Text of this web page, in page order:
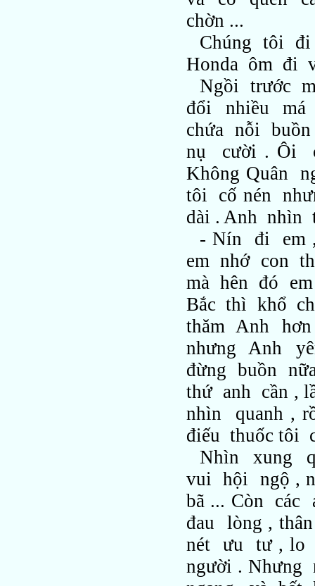
chờn ...
Chúng tôi
Honda ôm đi
Ngồi trước
đổi nhiều má
chứa nỗi
nụ cười . Ôi
Không Quân
tôi cố nén
dài . Anh
- Nín đi em
em nhớ con
mà hên đó
Bắc thì khổ
thăm Anh
nhưng Anh
đừng buồn
thứ anh cần ,
nhìn quanh ,
điếu thuốc tôi
Nhìn xung
vui hội ngộ ,
bã ... Còn
đau lòng ,
nét ưu tư , lo
người .